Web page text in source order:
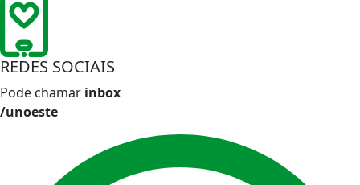
REDES SOCIAIS
Pode chamar inbox
/unoeste